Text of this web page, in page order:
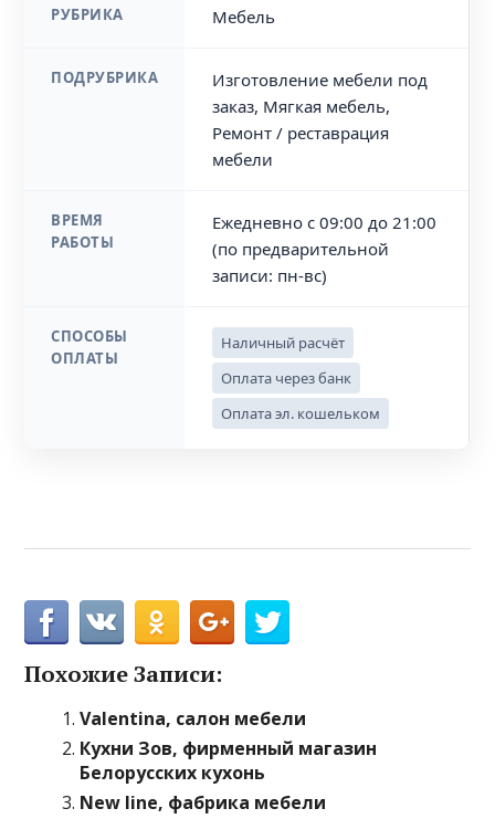
РУБРИКА Мебель
ПОДРУБРИКА
Изготовление мебели под
заказ, Мягкая мебель,
Ремонт / реставрация
мебели
ВРЕМЯ
РАБОТЫ
Ежедневно с 09:00 до 21:00
(по предварительной
записи: пн-вс)
СПОСОБЫ
ОПЛАТЫ
Наличный расчёт
Оплата через банк
Оплата эл. кошельком
Похожие Записи:
Valentina, салон мебели
Кухни Зов, фирменный магазин
Белорусских кухонь
New line, фабрика мебели